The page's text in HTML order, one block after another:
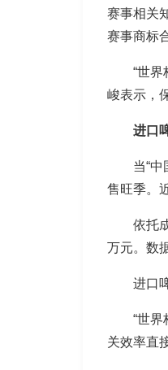
赛事相关
赛事商标
“世
峻表示，
进口
当“
售旺季。
依托
万元。数
进口
“世
关效率直